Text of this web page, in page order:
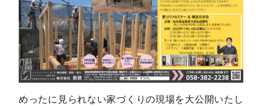
めったに見られない家づくりの現場を大公開いたし